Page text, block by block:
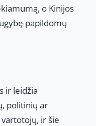
o Kinijos
papildomų
ir leidžia
politinių ar
ir šie